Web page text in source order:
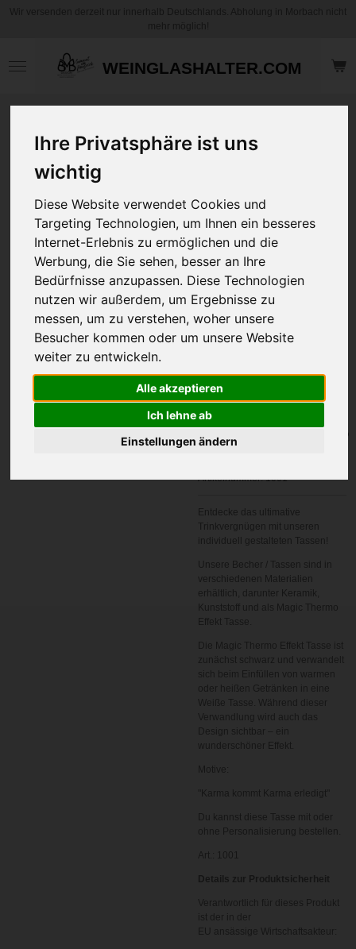
Ihre Privatsphäre ist uns
wichtig
Diese Website verwendet Cookies und
Targeting Technologien, um Ihnen ein besseres
Internet-Erlebnis zu ermöglichen und die
Werbung, die Sie sehen, besser an Ihre
Bedürfnisse anzupassen. Diese Technologien
nutzen wir außerdem, um Ergebnisse zu
messen, um zu verstehen, woher unsere
Besucher kommen oder um unsere Website
weiter zu entwickeln.
Alle akzeptieren
Ich lehne ab
Einstellungen ändern
WEINGLASHALTER.COM
Becher / Tasse -
Personalisierbar
12,95 €
Versandkosten
Art
In den
Artikelnummer: 1001
Entdecke das ultimative
Trinkvergnügen mit unseren
individuell gestalteten Tassen!
Unsere Becher / Tassen sind in
verschiedenen Materialien
erhältlich, darunter Keramik,
Kunststoff und als Magic Thermo
Effekt Tasse.
Die Magic Thermo Effekt Tasse ist
zunächst schwarz und verwandelt
sich beim Einfüllen von warmen
oder heißen Getränken in eine
Weiße Tasse. Während dieser
Verwandlung wird auch das
Design sichtbar – ein
wunderschöner Effekt.
Motive:
"Karma kommt Karma erledigt"
Du kannst diese Tasse mit oder
ohne Personalisierung bestellen.
Details zur Produktsicherheit
Verantwortlich für dieses Produkt
ist der in der
EU ansässige Wirtschaftsakteur: